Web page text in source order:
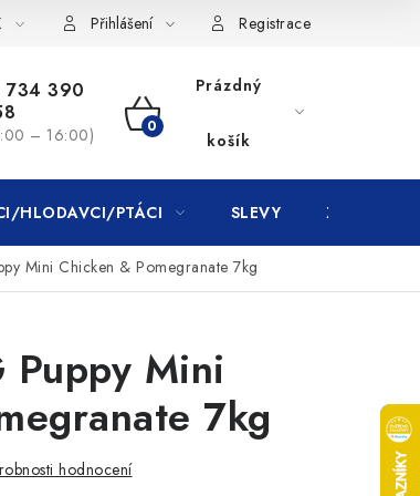
Přihlášení Registrace
734 390
– 16:00)
NÁKUPNÍ
KOŠÍK
Prázdný
košík
HLODAVCI/PTÁCI SLEVY ZNAČKY
Mini Chicken & Pomegranate 7kg
Puppy Mini
7kg
hodnocení